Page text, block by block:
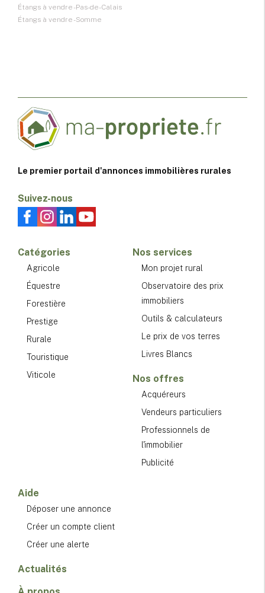
Étangs à vendre - Pas-de-Calais
Étangs à vendre - Somme
Le premier portail d'annonces immobilières rurales
Suivez-nous
Catégories
Agricole
Équestre
Forestière
Prestige
Rurale
Touristique
Viticole
Nos services
Mon projet rural
Observatoire des prix
immobiliers
Outils & calculateurs
Le prix de vos terres
Livres Blancs
Nos offres
Acquéreurs
Vendeurs particuliers
Professionnels de
l'immobilier
Publicité
Aide
Déposer une annonce
Créer un compte client
Créer une alerte
Actualités